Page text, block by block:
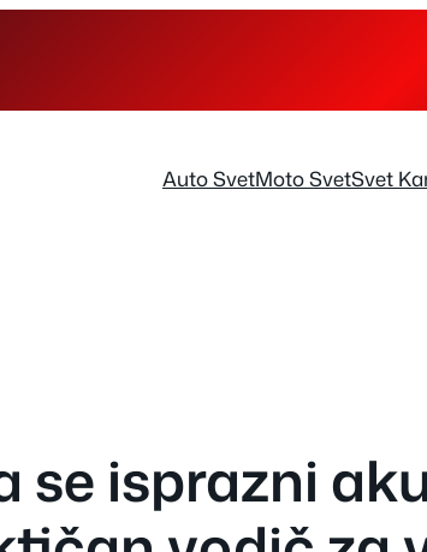
Auto SvetMoto SvetSvet
se isprazni